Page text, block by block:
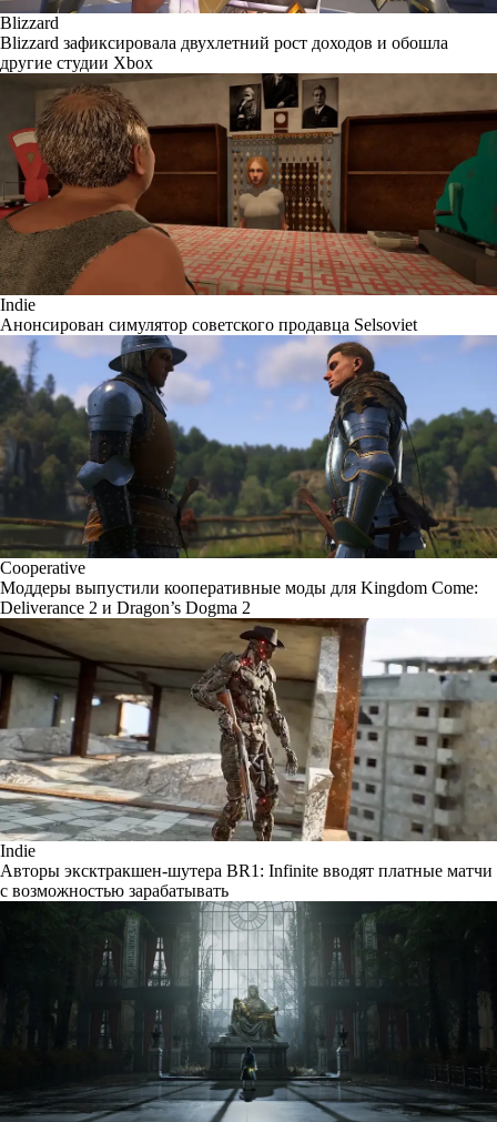
Blizzard
Blizzard зафиксировала двухлетний рост доходов и обошла
другие студии Xbox
Indie
Анонсирован симулятор советского продавца Selsoviet
Cooperative
Моддеры выпустили кооперативные моды для Kingdom Come:
Deliverance 2 и Dragon’s Dogma 2
Indie
Авторы эксктракшен-шутера BR1: Infinite вводят платные матчи
с возможностью зарабатывать